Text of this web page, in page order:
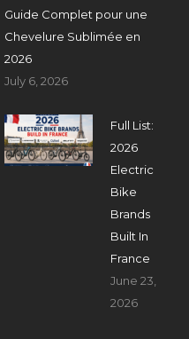
Guide Complet pour une
Chevelure Sublimée en
2026
July 6, 2026
Full List:
2026
Electric
Bike
Brands
Built In
France
June 23,
2026